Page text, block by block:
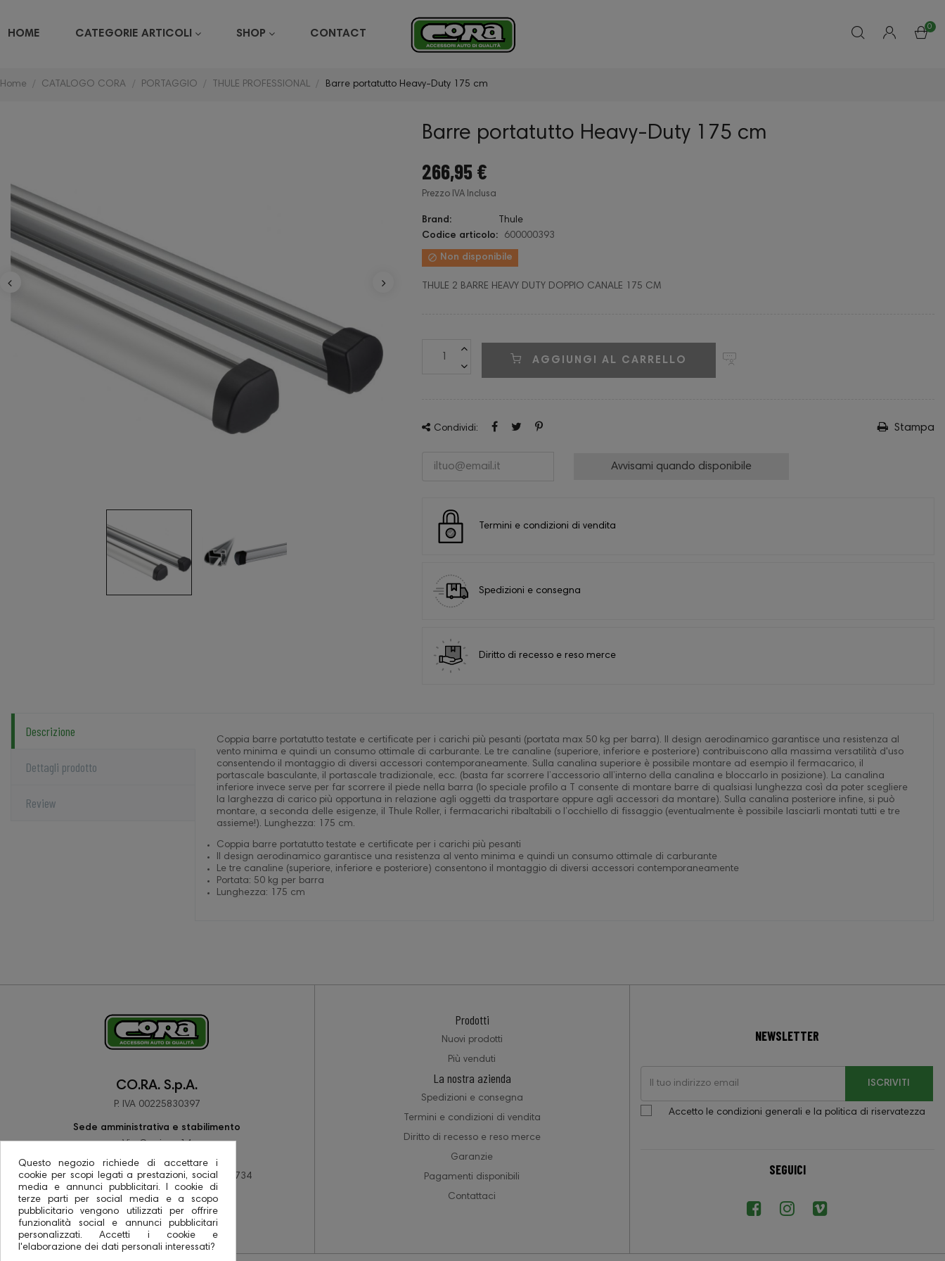
HOME CATEGORIE ARTICOLI SHOP CONTACT
0
Home CATALOGO CORA PORTAGGIO THULE PROFESSIONAL Barre portatutto Heavy-Duty 175 cm
Barre portatutto Heavy-Duty 175 cm
266,95 €
Prezzo IVA Inclusa
Brand:
Thule
Codice articolo:
600000393
 Non disponibile
THULE 2 BARRE HEAVY DUTY DOPPIO CANALE 175 CM
AGGIUNGI AL CARRELLO
Condividi:
Avvisami quando disponibile
Stampa
Termini e condizioni di vendita
Spedizioni e consegna
Diritto di recesso e reso merce
Descrizione
Dettagli prodotto
Review
Coppia barre portatutto testate e certificate per i carichi più pesanti (portata max 50 kg per barra). Il design aerodinamico garantisce una resistenza al
vento minima e quindi un consumo ottimale di carburante. Le tre canaline (superiore, inferiore e posteriore) contribuiscono alla massima versatilità d'uso
consentendo il montaggio di diversi accessori contemporaneamente. Sulla canalina superiore è possibile montare ad esempio il fermacarico, il
portascale basculante, il portascale tradizionale, ecc. (basta far scorrere l’accessorio all’interno della canalina e bloccarlo in posizione). La canalina
inferiore invece serve per far scorrere il piede nella barra (lo speciale profilo a T consente di montare barre di qualsiasi lunghezza così da poter scegliere
la larghezza di carico più opportuna in relazione agli oggetti da trasportare oppure agli accessori da montare). Sulla canalina posteriore infine, si può
montare, a seconda delle esigenze, il Thule Roller, i fermacarichi ribaltabili o l’occhiello di fissaggio (eventualmente è possibile lasciarli montati tutti e tre
assieme!). Lunghezza: 175 cm.
Coppia barre portatutto testate e certificate per i carichi più pesanti
Il design aerodinamico garantisce una resistenza al vento minima e quindi un consumo ottimale di carburante
Le tre canaline (superiore, inferiore e posteriore) consentono il montaggio di diversi accessori contemporaneamente
Portata: 50 kg per barra
Lunghezza: 175 cm
CO.RA. S.p.A.
P. IVA 00225830397
Sede amministrativa e stabilimento
Via Corriera 14
48033 Barbiano di Cotignola (RA)
tel +39 0545 78137 - fax +39 0545 78734
PEC coraspa@pec.it
Prodotti
Nuovi prodotti
Più venduti
La nostra azienda
Spedizioni e consegna
Termini e condizioni di vendita
Diritto di recesso e reso merce
Garanzie
Pagamenti disponibili
Contattaci
NEWSLETTER
ISCRIVITI
Accetto le condizioni generali e la politica di riservatezza
SEGUICI
Questo negozio richiede di accettare i
cookie per scopi legati a prestazioni, social
media e annunci pubblicitari. I cookie di
terze parti per social media e a scopo
pubblicitario vengono utilizzati per offrire
funzionalità social e annunci pubblicitari
personalizzati. Accetti i cookie e
l'elaborazione dei dati personali interessati?